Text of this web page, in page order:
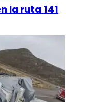
la ruta 141